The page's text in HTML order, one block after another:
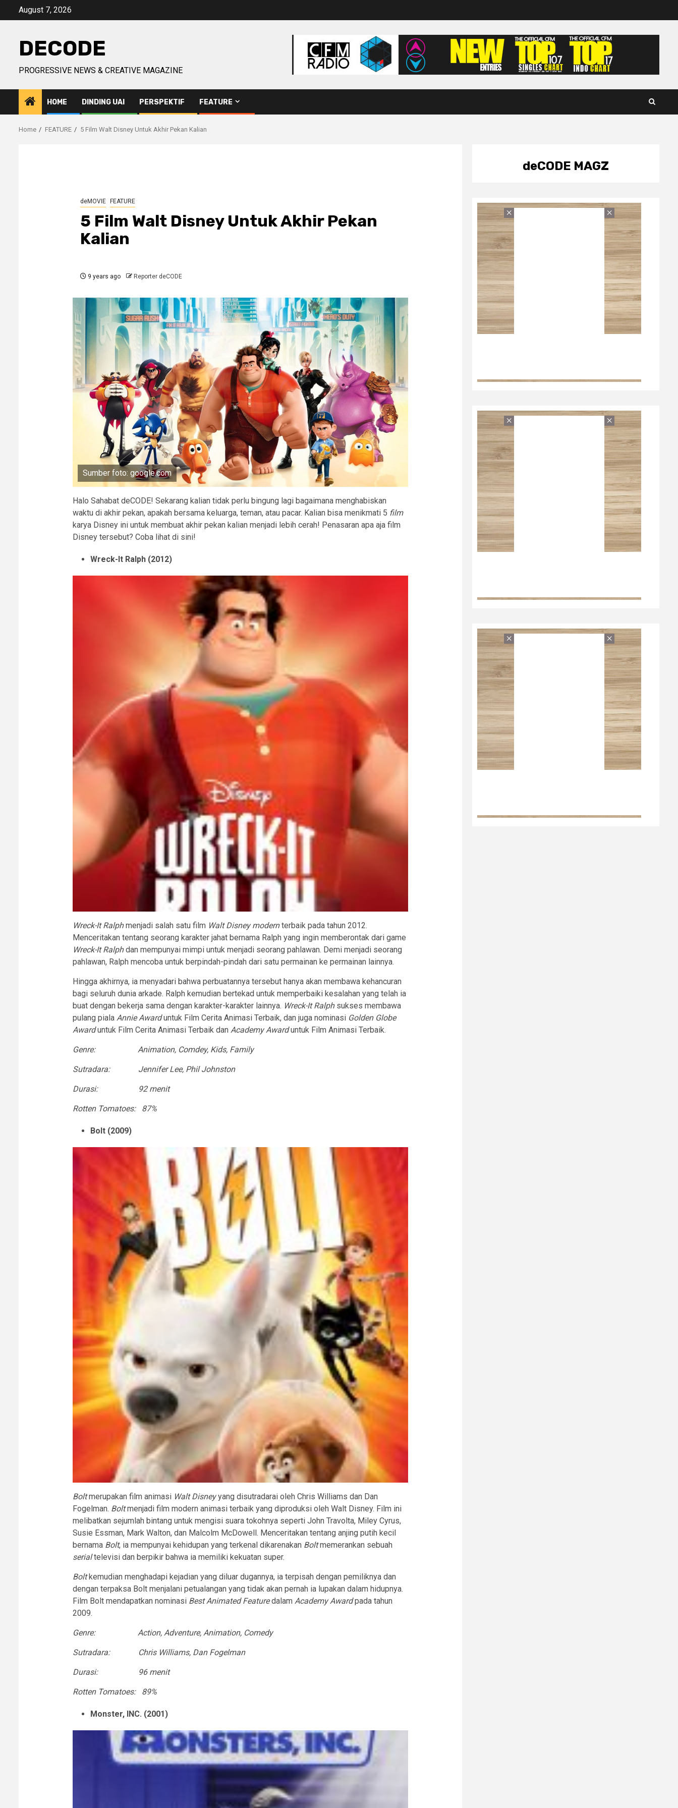
August 7, 2026
DECODE
PROGRESSIVE NEWS & CREATIVE MAGAZINE
HOME DINDING UAI PERSPEKTIF FEATURE
Home FEATURE 5 Film Walt Disney Untuk Akhir Pekan Kalian
deMOVIE FEATURE
5 Film Walt Disney Untuk Akhir Pekan
Kalian
9 years ago Reporter deCODE
Sumber foto: google.com
Halo Sahabat deCODE! Sekarang kalian tidak perlu bingung lagi bagaimana menghabiskan
waktu di akhir pekan, apakah bersama keluarga, teman, atau pacar. Kalian bisa menikmati 5 film
karya Disney ini untuk membuat akhir pekan kalian menjadi lebih cerah! Penasaran apa aja film
Disney tersebut? Coba lihat di sini!
Wreck-It Ralph (2012)
Wreck-It Ralphmenjadi salah satu film Walt Disney modernterbaik pada tahun 2012.
Menceritakan tentang seorang karakter jahat bernama Ralph yang ingin memberontak dari game
Wreck-It Ralphdan mempunyai mimpi untuk menjadi seorang pahlawan. Demi menjadi seorang
pahlawan, Ralph mencoba untuk berpindah-pindah dari satu permainan ke permainan lainnya.
Hingga akhirnya, ia menyadari bahwa perbuatannya tersebut hanya akan membawa kehancuran
bagi seluruh dunia arkade. Ralph kemudian bertekad untuk memperbaiki kesalahan yang telah ia
buat dengan bekerja sama dengan karakter-karakter lainnya. Wreck-It Ralphsukses membawa
pulang piala Annie Awarduntuk Film Cerita Animasi Terbaik, dan juga nominasi Golden Globe
Awarduntuk Film Cerita Animasi Terbaik dan Academy Awarduntuk Film Animasi Terbaik.
Genre: Animation, Comdey, Kids, Family
Sutradara: Jennifer Lee, Phil Johnston
Durasi: 92 menit
Rotten Tomatoes: 87%
Bolt (2009)
Boltmerupakan film animasi Walt Disneyyang disutradarai oleh Chris Williams dan Dan
Fogelman. Boltmenjadi film modern animasi terbaik yang diproduksi oleh Walt Disney. Film ini
melibatkan sejumlah bintang untuk mengisi suara tokohnya seperti John Travolta, Miley Cyrus,
Susie Essman, Mark Walton, dan Malcolm McDowell. Menceritakan tentang anjing putih kecil
bernama Bolt, ia mempunyai kehidupan yang terkenal dikarenakan Boltmemerankan sebuah
serialtelevisi dan berpikir bahwa ia memiliki kekuatan super.
Boltkemudian menghadapi kejadian yang diluar dugannya, ia terpisah dengan pemiliknya dan
dengan terpaksa Bolt menjalani petualangan yang tidak akan pernah ia lupakan dalam hidupnya.
Film Bolt mendapatkan nominasi Best Animated Featuredalam Academy Awardpada tahun
2009.
Genre: Action, Adventure, Animation, Comedy
Sutradara: Chris Williams, Dan Fogelman
Durasi: 96 menit
Rotten Tomatoes: 89%
Monster, INC. (2001)
deCODE MAGZ